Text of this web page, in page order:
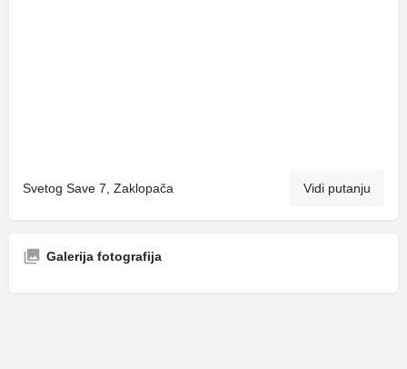
Svetog Save 7, Zaklopača Vidi putanju
Galerija fotografija